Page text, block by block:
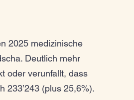
2025 medizinische
Deutlich mehr
oder verunfallt, dass
233’243 (plus 25,6%).